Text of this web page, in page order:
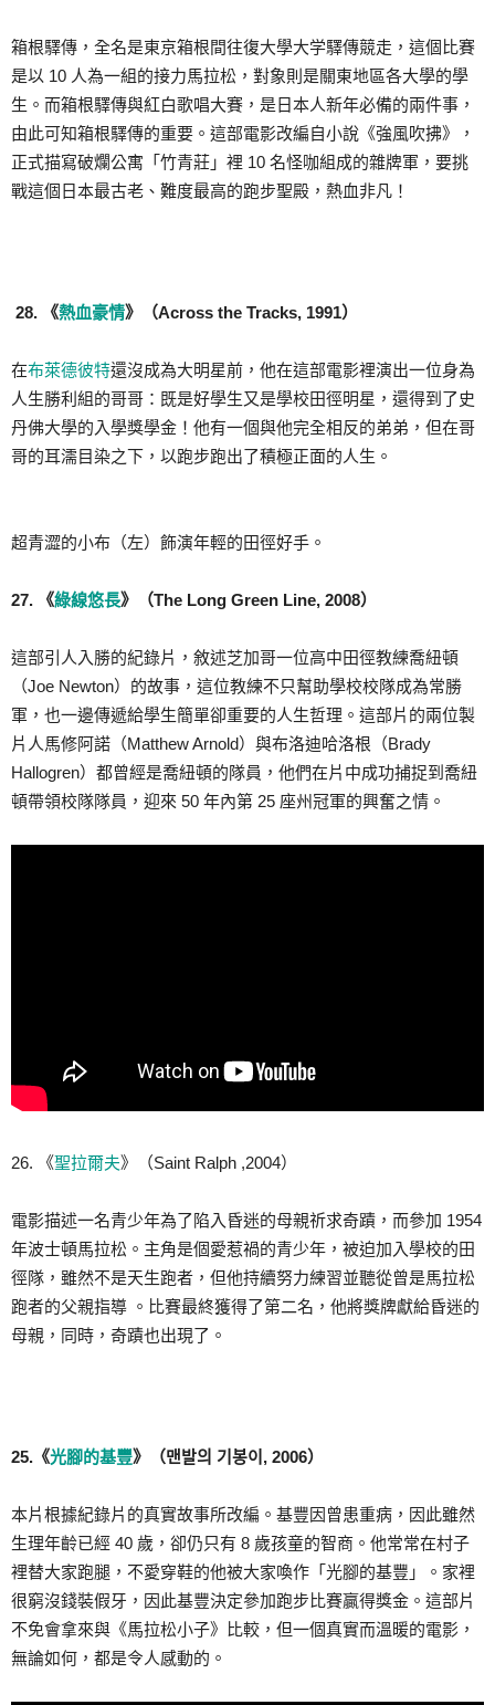
箱根驛傳，全名是東京箱根間往復大學大学驛傳競走，這個比賽
是以 10 人為一組的接力馬拉松，對象則是關東地區各大學的學
生。而箱根驛傳與紅白歌唱大賽，是日本人新年必備的兩件事，
由此可知箱根驛傳的重要。這部電影改編自小說《強風吹拂》，
正式描寫破爛公寓「竹青莊」裡 10 名怪咖組成的雜牌軍，要挑
戰這個日本最古老、難度最高的跑步聖殿，熱血非凡！
28. 《熱血豪情》（Across the Tracks, 1991）
在布萊德彼特還沒成為大明星前，他在這部電影裡演出一位身為
人生勝利組的哥哥：既是好學生又是學校田徑明星，還得到了史
丹佛大學的入學獎學金！他有一個與他完全相反的弟弟，但在哥
哥的耳濡目染之下，以跑步跑出了積極正面的人生。
超青澀的小布（左）飾演年輕的田徑好手。
27. 《綠線悠長》（The Long Green Line, 2008）
這部引人入勝的紀錄片，敘述芝加哥一位高中田徑教練喬紐頓
（Joe Newton）的故事，這位教練不只幫助學校校隊成為常勝
軍，也一邊傳遞給學生簡單卻重要的人生哲理。這部片的兩位製
片人馬修阿諾（Matthew Arnold）與布洛迪哈洛根（Brady
Hallogren）都曾經是喬紐頓的隊員，他們在片中成功捕捉到喬紐
頓帶領校隊隊員，迎來 50 年內第 25 座州冠軍的興奮之情。
26. 《聖拉爾夫》（Saint Ralph ,2004）
電影描述一名青少年為了陷入昏迷的母親祈求奇蹟，而參加 1954
年波士頓馬拉松。主角是個愛惹禍的青少年，被迫加入學校的田
徑隊，雖然不是天生跑者，但他持續努力練習並聽從曾是馬拉松
跑者的父親指導 。比賽最終獲得了第二名，他將獎牌獻給昏迷的
母親，同時，奇蹟也出現了。
25.《光腳的基豐》（맨발의 기봉이, 2006）
本片根據紀錄片的真實故事所改編。基豐因曾患重病，因此雖然
生理年齡已經 40 歲，卻仍只有 8 歲孩童的智商。他常常在村子
裡替大家跑腿，不愛穿鞋的他被大家喚作「光腳的基豐」。家裡
很窮沒錢裝假牙，因此基豐決定參加跑步比賽贏得獎金。這部片
不免會拿來與《馬拉松小子》比較，但一個真實而溫暖的電影，
無論如何，都是令人感動的。